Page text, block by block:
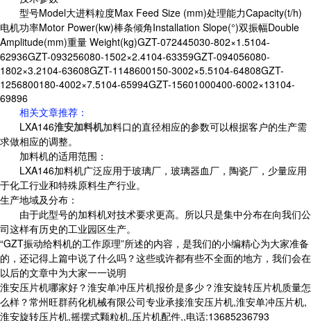
型号Model大进料粒度Max Feed Size (mm)处理能力Capacity(t/h)
电机功率Motor Power(kw)棒条倾角Installation Slope(°)双振幅Double
Amplitude(mm)重量 Weight(kg)GZT-072445030-802×1.5104-
62936GZT-093256080-1502×2.4104-63359GZT-094056080-
1802×3.2104-63608GZT-1148600150-3002×5.5104-64808GZT-
1256800180-4002×7.5104-65994GZT-15601000400-6002×13104-
69896
相关文章推荐：
LXA146淮安加料机加料口的直径相应的参数可以根据客户的生产需
求做相应的调整。
加料机的适用范围：
LXA146加料机广泛应用于玻璃厂，玻璃器血厂，陶瓷厂，少量应用
于化工行业和特殊原料生产行业。
生产地域及分布：
由于此型号的加料机对技术要求更高。所以只是集中分布在向我们公
司这样有历史的工业园区生产。
“GZT振动给料机的工作原理”所述的内容，是我们的小编精心为大家准备
的，还记得上篇中说了什么吗？这些或许都有些不全面的地方，我们会在
以后的文章中为大家一一说明
淮安压片机哪家好？淮安单冲压片机报价是多少？淮安旋转压片机质量怎
么样？常州旺群药化机械有限公司专业承接淮安压片机,淮安单冲压片机,
淮安旋转压片机,摇摆式颗粒机,压片机配件,,电话:13685236793